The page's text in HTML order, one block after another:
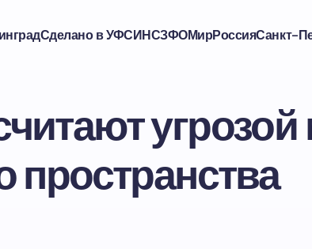
Сделано в УФСИНСЗФОМирРоссияСанкт-
угрозой
пространства